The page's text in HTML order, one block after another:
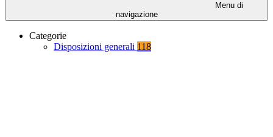
Menu di
navigazione
Categorie
Disposizioni generali 118